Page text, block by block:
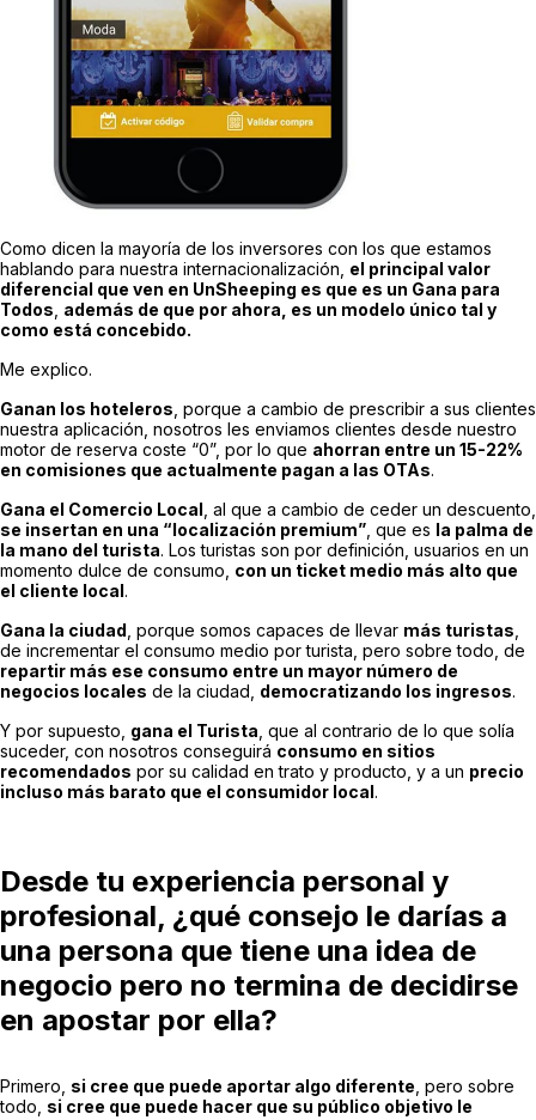
Como dicen la mayoría de los inversores con los que estamos
hablando para nuestra internacionalización, el principal valor
diferencial que ven en UnSheeping es que es un Gana para
Todos además de que por ahora, es un modelo único tal y
como está concebido.
Me explico.
Ganan los hoteleros , porque a cambio de prescribir a sus clientes
nuestra aplicación, nosotros les enviamos clientes desde nuestro
motor de reserva coste “0”, por lo que ahorran entre un 15-22%
en comisiones que actualmente pagan a las OTAs.
Gana el Comercio Local , al que a cambio de ceder un descuento,
se insertan en una “localización premium” , que es la palma de
la mano del turista. Los turistas son por definición, usuarios en un
momento dulce de consumo, con un ticket medio más alto que
el cliente local.
Gana la ciudad , porque somos capaces de llevar más turistas
de incrementar el consumo medio por turista, pero sobre todo, de
repartir más ese consumo entre un mayor número de
negocios locales de la ciudad, democratizando los ingresos.
Y por supuesto, gana el Turista , que al contrario de lo que solía
suceder, con nosotros conseguirá consumo en sitios
recomendados por su calidad en trato y producto, y a un precio
incluso más barato que el consumidor local.
Desde tu experiencia personal y
profesional, ¿qué consejo le darías a
una persona que tiene una idea de
negocio pero no termina de decidirse
en apostar por ella?
Primero, si cree que puede aportar algo diferente , pero sobre
todo, si cree que puede hacer que su público objetivo le